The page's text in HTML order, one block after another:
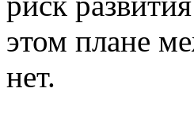
этом плане
нет.